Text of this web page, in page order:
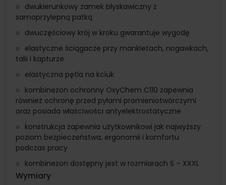
dwukierunkowy zamek błyskawiczny z
samoprzylepną patką
dwuczęściowy krój w kroku gwarantuje wygodę
elastyczne ściągacze przy mankietach, nogawkach,
talii i kapturze
elastyczna pętla na kciuk
kombinezon ochronny OxyChem C110 zapewnia
również ochronę przed pyłami promieniotwórczymi
oraz posiada właściwości antyelektrostatyczne
konstrukcja zapewnia użytkownikowi jak najwyższy
poziom bezpieczeństwa, ergonomii i komfortu
podczas pracy
kombinezon dostępny jest w rozmiarach S – XXXL
Wymiary